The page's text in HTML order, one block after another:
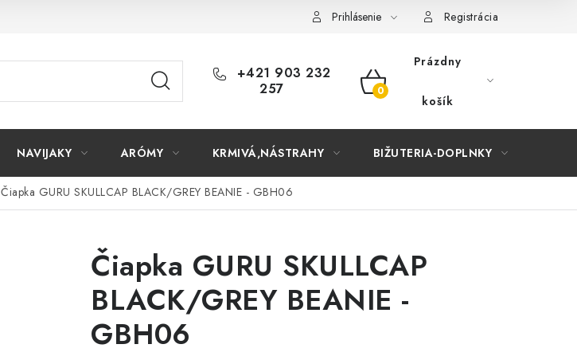
Prihlásenie Registrácia
+421 903 232
257
NÁKUPNÝ
Prázdny
košík
NAVIJAKY ARÓMY KRMIVÁ,NÁSTRAHY BIŽUTERIA-DOPLNKY
Čiapka GURU SKULLCAP BLACK/GREY BEANIE - GBH06
Čiapka GURU SKULLCAP
BLACK/GREY BEANIE -
GBH06